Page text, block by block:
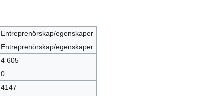
Entreprenörskap/egenskaper
Entreprenörskap/egenskaper
4 605
0
4147